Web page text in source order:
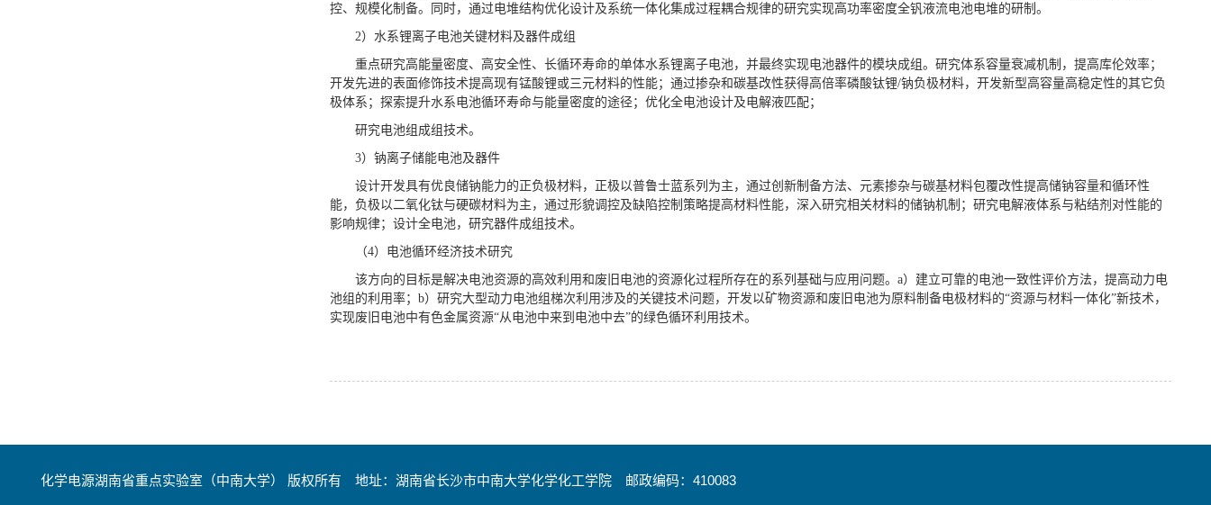
控、规模化制备。同时，通过电堆结构优化设计及系统一体化集成过程耦合规律的研究实现高功率密度全钒液流电池电堆的研制。
2）水系锂离子电池关键材料及器件成组
重点研究高能量密度、高安全性、长循环寿命的单体水系锂离子电池，并最终实现电池器件的模块成组。研究体系容量衰减机制，提高库伦效率；
开发先进的表面修饰技术提高现有锰酸锂或三元材料的性能；通过掺杂和碳基改性获得高倍率磷酸钛锂/钠负极材料，开发新型高容量高稳定性的其它负
极体系；探索提升水系电池循环寿命与能量密度的途径；优化全电池设计及电解液匹配；
研究电池组成组技术。
3）钠离子储能电池及器件
设计开发具有优良储钠能力的正负极材料，正极以普鲁士蓝系列为主，通过创新制备方法、元素掺杂与碳基材料包覆改性提高储钠容量和循环性
能，负极以二氧化钛与硬碳材料为主，通过形貌调控及缺陷控制策略提高材料性能，深入研究相关材料的储钠机制；研究电解液体系与粘结剂对性能的
影响规律；设计全电池，研究器件成组技术。
（4）电池循环经济技术研究
该方向的目标是解决电池资源的高效利用和废旧电池的资源化过程所存在的系列基础与应用问题。a）建立可靠的电池一致性评价方法，提高动力电
池组的利用率；b）研究大型动力电池组梯次利用涉及的关键技术问题，开发以矿物资源和废旧电池为原料制备电极材料的“资源与材料一体化”新技术，
实现废旧电池中有色金属资源“从电池中来到电池中去”的绿色循环利用技术。
化学电源湖南省重点实验室（中南大学） 版权所有 地址：湖南省长沙市中南大学化学化工学院 邮政编码：410083